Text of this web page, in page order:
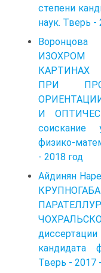
степени
наук. Тверь -
КАРТИНАХ
ПРИ
И
соискание
физико-
- 2018 год
Айдинян
кандидата
Тверь - 2017